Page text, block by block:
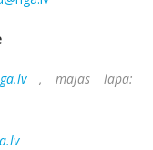
, mājas lapa: